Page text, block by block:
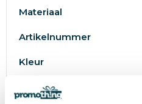
Materiaal
Artikelnummer
Kleur
Hoogte